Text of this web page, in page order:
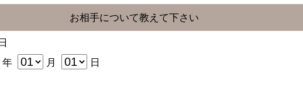
お相手について教えて下さい
年 月
日